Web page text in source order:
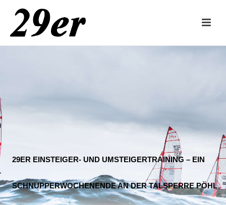
29ER EINSTEIGER- UND UMSTEIGERTRAINING – EIN
SCHNUPPERWOCHENENDE AN DER TALSPERRE PÖHL